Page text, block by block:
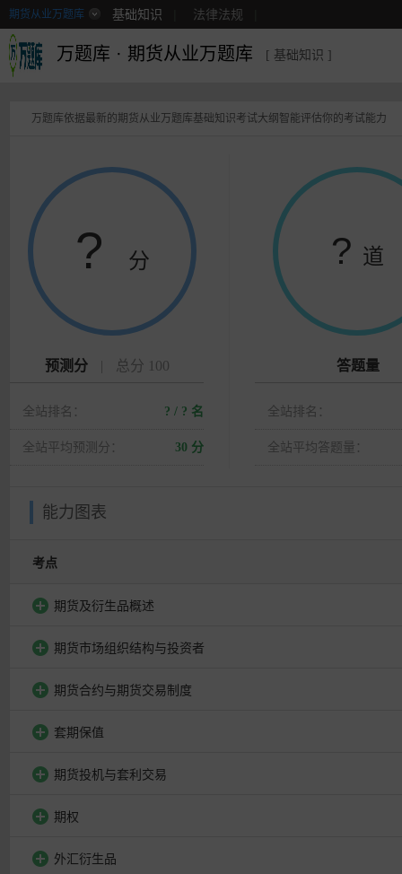
期货从业万题库 基础知识 法律法规
万题库 · 期货从业万题库 [ 基础知识 ]
万题库依据最新的期货从业万题库基础知识考试大纲智能评估你的考试能力
? 分
预测分 | 总分 100
全站排名： ? / ? 名
全站平均预测分： 30 分
? 道
答题量
全站排名：
全站平均答题量：
能力图表
考点
期货及衍生品概述
期货市场组织结构与投资者
期货合约与期货交易制度
套期保值
期货投机与套利交易
期权
外汇衍生品